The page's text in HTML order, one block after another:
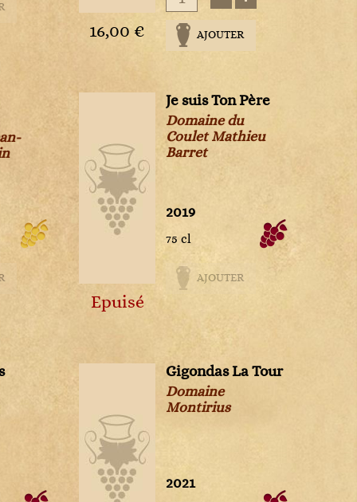
16,00 € AJOUTER
Epuisé
Je suis Ton Père
Domaine du
Coulet Mathieu
Barret
2019
75 cl
AJOUTER
Gigondas La Tour
Domaine
Montirius
2021